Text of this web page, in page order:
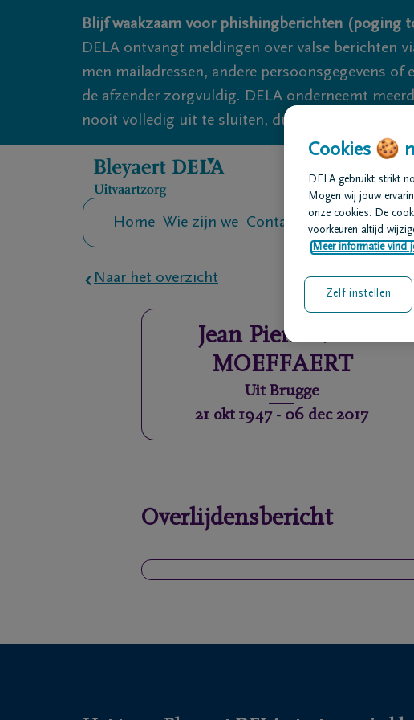
Overslaan en naar inhoud gaan
Blijf waakzaam voor phishingberichten (poging
DELA ontvangt meldingen over valse berichten
men mailadressen, andere persoonsgegevens
de afzender zorgvuldig. DELA onderneemt
nooit volledig uit te sluiten, dus blijf waakzaam.
Home Wie zijn we Contact Uitvaart regelen
Naar het overzicht
Jean Pierre VAN
MOEFFAERT
Uit Brugge
21 okt 1947- 06 dec 2017
Overlijdensbericht
Cookies 🍪
DELA gebruikt strikt
Mogen wij jouw
onze cookies. De
voorkeuren altijd
Meer informatie vind
Zelf instellen